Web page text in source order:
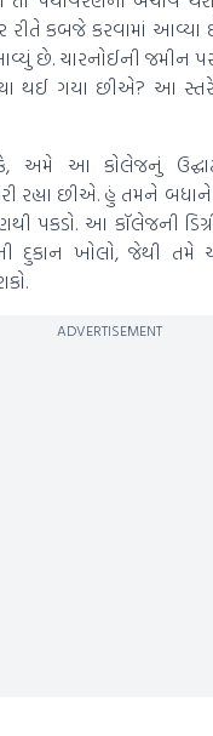
કબજે કરવામાં આવ્યા
છે. ચારનોઈની જમીન
થઈ ગયા છીએ? આ
અમે આ કોલેજનું ઉદ્ઘાટન
રહ્યા છીએ. હું તમને
પકડો. આ કૉલેજની
દુકાન ખોલો, જેથી
ADVERTISEMENT